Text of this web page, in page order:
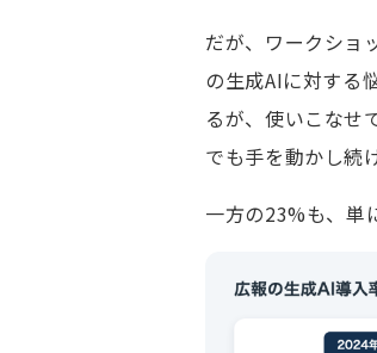
だが、ワークショ
の生成AIに対する
るが、使いこなせ
でも手を動かし続
一方の23%も、単